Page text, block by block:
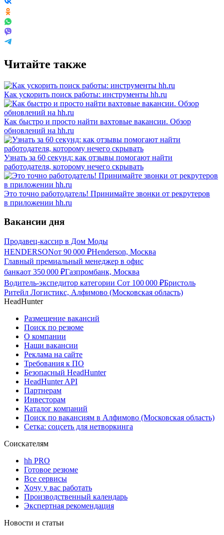
Читайте также
Как ускорить поиск работы: инструменты hh.ru
Как быстро и просто найти вахтовые вакансии. Обзор
обновлений на hh.ru
Узнать за 60 секунд: как отзывы помогают найти
работодателя, которому нечего скрывать
Это точно работодатель! Принимайте звонки от рекрутеров
в приложении hh.ru
Вакансии дня
Продавец-кассир в Дом Моды
HENDERSONот 90 000 ₽Henderson, Москва
Главный премиальный менеджер в офис
банкаот 350 000 ₽Газпромбанк, Москва
Водитель-экспедитор категории Сот 100 000 ₽Бристоль
Ритейл Логистикс, Алфимово (Московская область)
HeadHunter
Размещение вакансий
Поиск по резюме
О компании
Наши вакансии
Реклама на сайте
Требования к ПО
Безопасный HeadHunter
HeadHunter API
Партнерам
Инвесторам
Каталог компаний
Поиск по вакансиям в Алфимово (Московская область)
Сетка: соцсеть для нетворкинга
Соискателям
hh PRO
Готовое резюме
Все сервисы
Хочу у вас работать
Производственный календарь
Экспертная рекомендация
Новости и статьи